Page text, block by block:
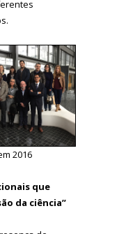
2016
que
da ciência”